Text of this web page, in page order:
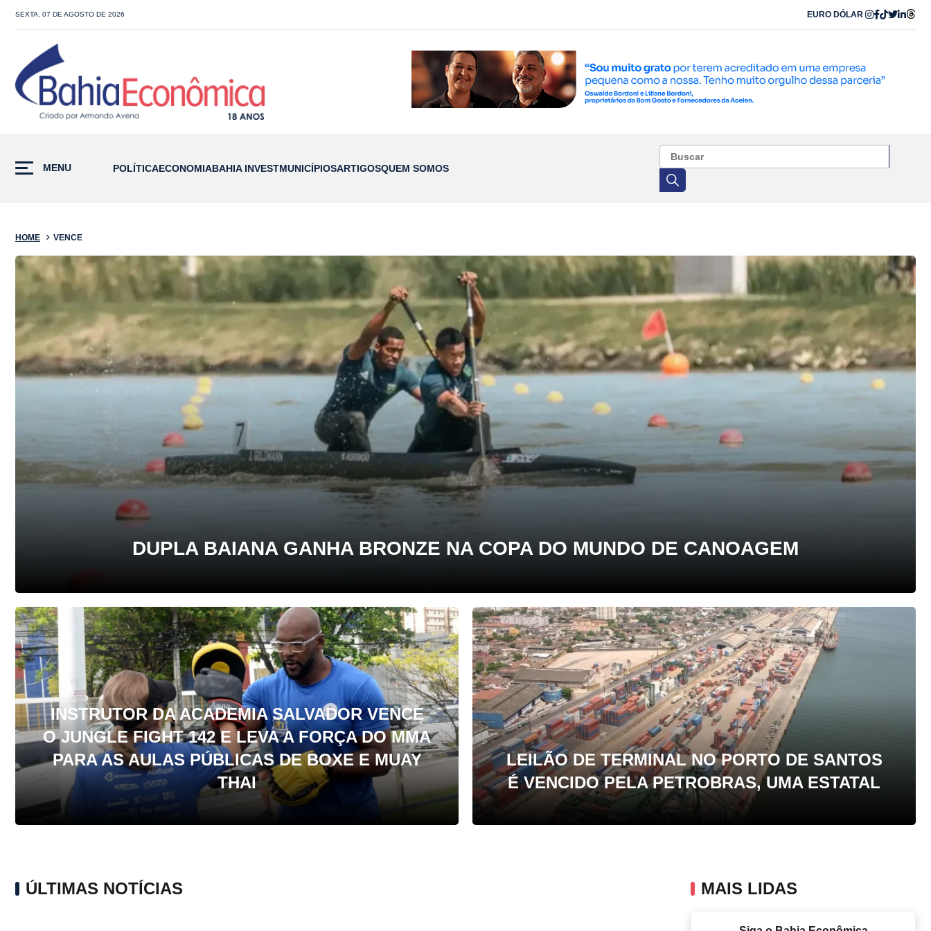
SEXTA, 07 DE AGOSTO DE 2026 EURO DÓLAR
MENU POLÍTICAECONOMIABAHIA INVESTMUNICÍPIOSARTIGOSQUEM SOMOS
HOME VENCE
DUPLA BAIANA GANHA BRONZE NA COPA DO MUNDO DE CANOAGEM
INSTRUTOR DA ACADEMIA SALVADOR VENCE
O JUNGLE FIGHT 142 E LEVA A FORÇA DO MMA
PARA AS AULAS PÚBLICAS DE BOXE E MUAY
THAI
LEILÃO DE TERMINAL NO PORTO DE SANTOS
É VENCIDO PELA PETROBRAS, UMA ESTATAL
ÚLTIMAS NOTÍCIAS MAIS LIDAS